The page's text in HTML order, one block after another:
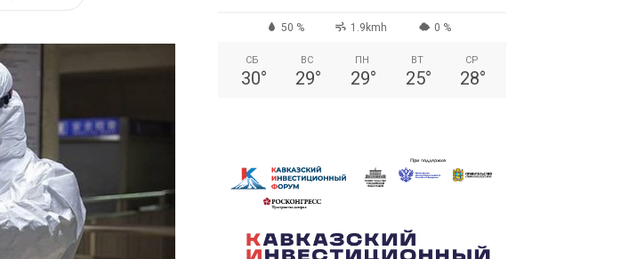
50 % 1.9kmh 0 %
СБ
30°
ВС
29°
ПН
29°
ВТ
25°
СР
28°